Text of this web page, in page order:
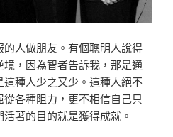
人做朋友。有個聰明人說得
，因為智者告訴我，那是通
種人少之又少。這種人絕不
各種阻力，更不相信自己只
著的目的就是獲得成就。